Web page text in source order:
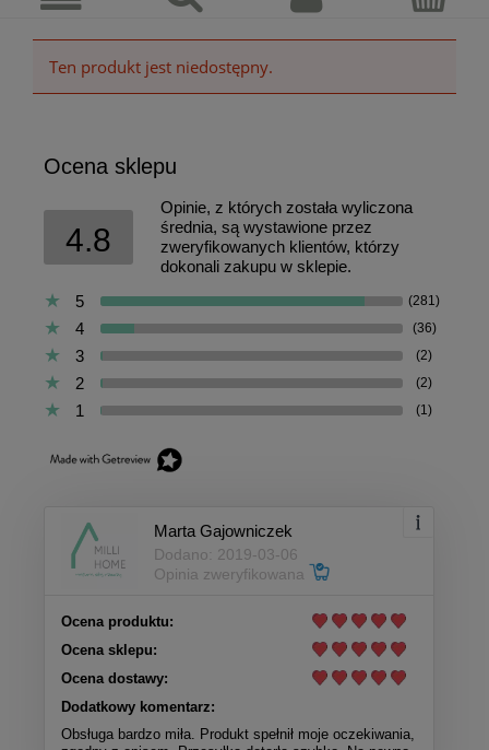
Ten produkt jest niedostępny.
Ocena sklepu
4.8
Opinie, z których została wyliczona
średnia, są wystawione przez
zweryfikowanych klientów, którzy
dokonali zakupu w sklepie.
5
(281)
4 (36)
3 (2)
2 (2)
1 (1)
Marta Gajowniczek
Dodano: 2019-03-06
Opinia zweryfikowana
Ocena produktu:
Ocena sklepu:
Ocena dostawy:
Dodatkowy komentarz:
Obsługa bardzo miła. Produkt spełnił moje oczekiwania,